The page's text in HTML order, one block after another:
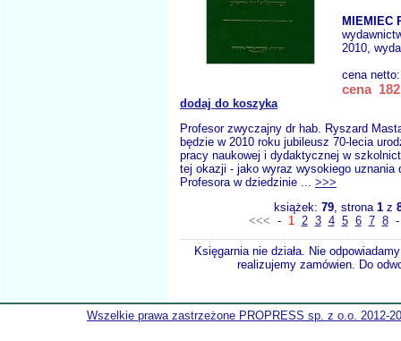
MIEMIEC
2010,
cena
cena
dodaj do koszyka
Profesor zwyczajny dr hab. Ryszard
będzie w 2010 roku jubileusz 70-lecia
pracy naukowej i dydaktycznej w
tej okazji - jako wyraz wysokiego uznania
Profesora w dziedzinie ... >>>
książek: 79, strona 1z
<<< - 1 2 3 4 5 6 7 8
Księgarnia nie działa. Nie
realizujemy zamówien. Do
Wszelkie prawa zastrzeżone PROPRESS sp. z o.o. 2012-